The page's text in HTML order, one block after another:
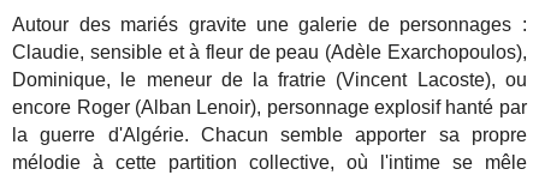
Autour des mariés gravite une galerie de personnages :
Claudie, sensible et à fleur de peau (Adèle Exarchopoulos),
Dominique, le meneur de la fratrie (Vincent Lacoste), ou
encore Roger (Alban Lenoir), personnage explosif hanté par
la guerre d'Algérie. Chacun semble apporter sa propre
mélodie à cette partition collective, où l'intime se mêle